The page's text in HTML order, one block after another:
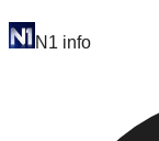
N1 info